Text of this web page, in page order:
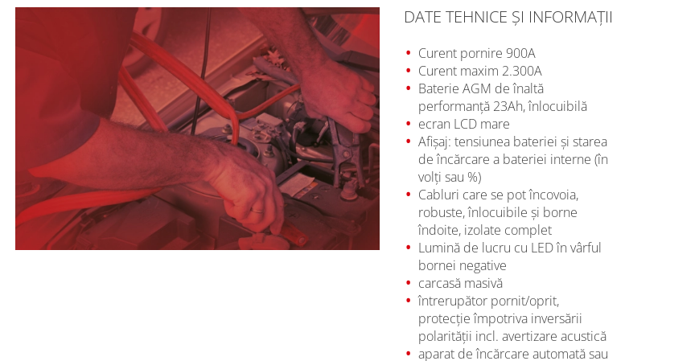
DATE TEHNICE ŞI INFORMAŢII
Curent pornire 900A
Curent maxim 2.300A
Baterie AGM de înaltă
performanţă 23Ah, înlocuibilă
ecran LCD mare
Afişaj: tensiunea bateriei şi starea
de încărcare a bateriei interne (în
volţi sau %)
Cabluri care se pot încovoia,
robuste, înlocuibile şi borne
îndoite, izolate complet
Lumină de lucru cu LED în vârful
bornei negative
carcasă masivă
întrerupător pornit/oprit,
protecţie împotriva inversării
polarităţii incl. avertizare acustică
aparat de încărcare automată sau